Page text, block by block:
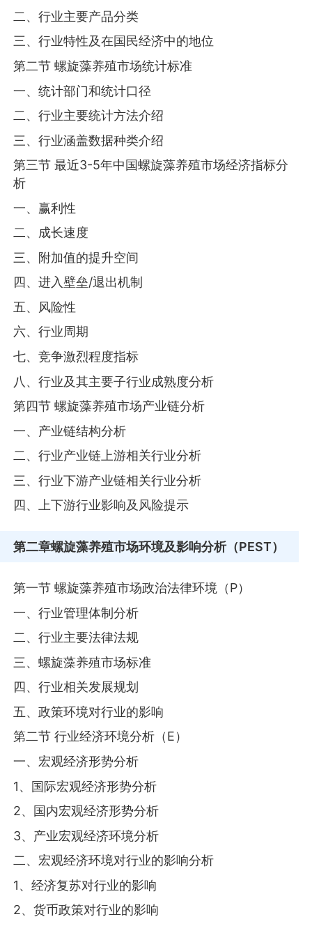
二、行业主要产品分类
三、行业特性及在国民经济中的地位
第二节 螺旋藻养殖市场统计标准
一、统计部门和统计口径
二、行业主要统计方法介绍
三、行业涵盖数据种类介绍
第三节 最近3-5年中国螺旋藻养殖市场经济指标分
析
一、赢利性
二、成长速度
三、附加值的提升空间
四、进入壁垒/退出机制
五、风险性
六、行业周期
七、竞争激烈程度指标
八、行业及其主要子行业成熟度分析
第四节 螺旋藻养殖市场产业链分析
一、产业链结构分析
二、行业产业链上游相关行业分析
三、行业下游产业链相关行业分析
四、上下游行业影响及风险提示
第二章螺旋藻养殖市场环境及影响分析（PEST）
第一节 螺旋藻养殖市场政治法律环境（P）
一、行业管理体制分析
二、行业主要法律法规
三、螺旋藻养殖市场标准
四、行业相关发展规划
五、政策环境对行业的影响
第二节 行业经济环境分析（E）
一、宏观经济形势分析
1、国际宏观经济形势分析
2、国内宏观经济形势分析
3、产业宏观经济环境分析
二、宏观经济环境对行业的影响分析
1、经济复苏对行业的影响
2、货币政策对行业的影响